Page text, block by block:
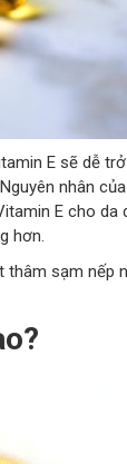
E sẽ dễ
nhân
E cho
hơn.
sạm nếp